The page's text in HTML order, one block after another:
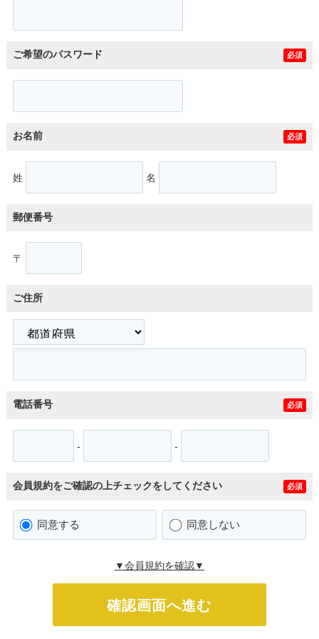
ご希望のパスワード 必須
お名前 必須
姓 名
郵便番号
〒
ご住所
電話番号 必須
- -
会員規約をご確認の上チェックをしてください 必須
同意する 同意しない
▼会員規約を確認▼